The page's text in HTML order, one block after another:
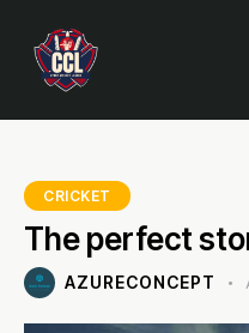
CRICKET
The perfect
AZURECONCEPT